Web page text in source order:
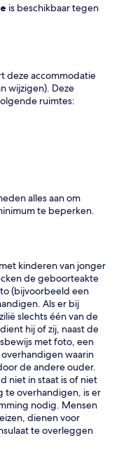
is beschikbaar tegen
deze accommodatie
wijzigen). Deze
ruimtes:
alles aan om
te beperken.
kinderen van jonger
de geboorteakte
(bijvoorbeeld een
Als er bij
slechts één van de
hij of zij, naast de
met foto, een
waarin
de andere ouder.
niet in staat is of niet
te overhandigen, is er
nodig. Mensen
dienen voor
te overleggen